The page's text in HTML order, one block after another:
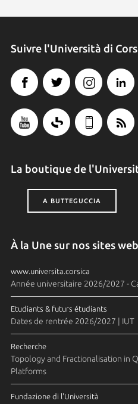
Suivre l'Università di
La boutique de
A BUTTEGUCCIA
À la Une sur nos sites web
www.universita.corsica
Année universitaire 2026/2027 -
Etudiants & futurs étudiants
Dates de rentrée 2026/2027 | IUT
Recherche
Topology and Fractionalisation in
Platforms
Fundazione di l'Università